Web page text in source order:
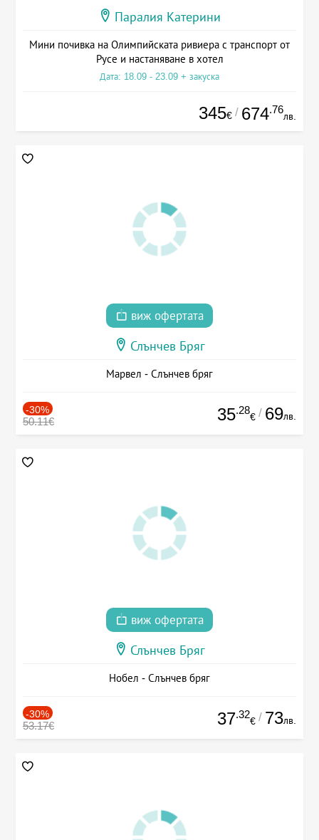
Паралия Катерини
Мини почивка на Олимпийската ривиера с транспорт от
Русе и настаняване в хотел
Дата: 18.09 - 23.09 + закуска
345€ / 674.76
лв.
виж офертата
Слънчев Бряг
Марвел - Слънчев бряг
-30%
50.11€ 35.28
€ / 69лв.
виж офертата
Слънчев Бряг
Нобел - Слънчев бряг
-30%
53.17€ 37.32
€ / 73лв.